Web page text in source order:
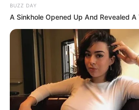
BUZZ DAY
A Sinkhole Opened Up And Revealed